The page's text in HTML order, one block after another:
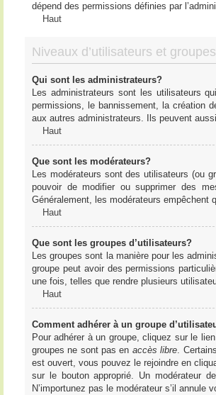
dépend des permissions définies par
Haut
Niveaux d’utilisateurs et groupes
Qui sont les administrateurs?
Les administrateurs sont les utilisateurs
permissions, le bannissement, la création
aux autres administrateurs. Ils peuvent
Haut
Que sont les modérateurs?
Les modérateurs sont des utilisateurs (ou
pouvoir de modifier ou supprimer des
Généralement, les modérateurs empêchent
Haut
Que sont les groupes d’utilisateurs?
Les groupes sont la manière pour les
groupe peut avoir des permissions
une fois, telles que rendre plusieurs
Haut
Comment adhérer à un groupe
Pour adhérer à un groupe, cliquez sur le
groupes ne sont pas en accès libre.
est ouvert, vous pouvez le rejoindre en
sur le bouton approprié. Un modérateur
N’importunez pas le modérateur s’il